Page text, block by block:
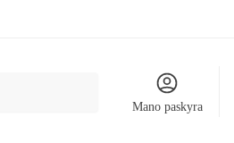
Mano paskyra